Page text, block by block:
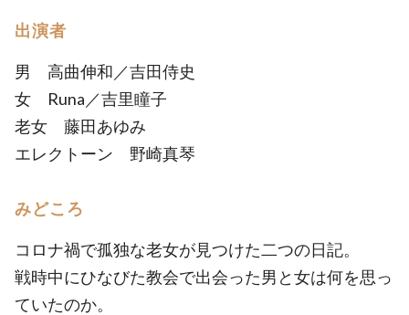
出演者
男 高曲伸和／吉田侍史
女 Runa／吉里瞳子
老女 藤田あゆみ
エレクトーン 野崎真琴
みどころ
コロナ禍で孤独な老女が見つけた二つの日記。
戦時中にひなびた教会で出会った男と女は何を思っ
ていたのか。